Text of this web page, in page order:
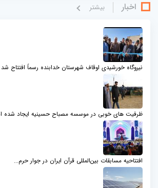
اخبار بيشتر
نیروگاه خورشیدی اوقاف شهرستان خدابنده رسماً افتتاح شد
ظرفیت های خوبی در موسسه مصباح حسینیه ایجاد
افتتاحیه مسابقات بین‌المللی قرآن ایران در جوار حرم...